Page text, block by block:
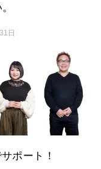
日
ポート！